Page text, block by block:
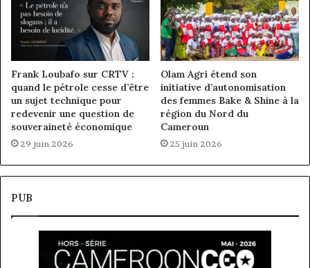
Frank Loubafo sur CRTV :
quand le pétrole cesse d’être
un sujet technique pour
redevenir une question de
souveraineté économique
29 juin 2026
Olam Agri étend son
initiative d’autonomisation
des femmes Bake & Shine à la
région du Nord du
Cameroun
25 juin 2026
PUB